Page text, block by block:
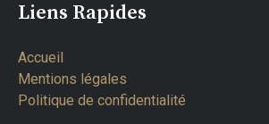
Liens Rapides
Accueil
Mentions légales
Politique de confidentialité